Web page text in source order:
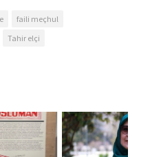
faili meçhul
Tahir elçi